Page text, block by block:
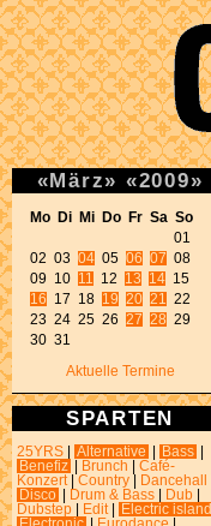
«März» «2009»
Mo Di Mi Do Fr Sa So
01
02 03 04 05 06 07 08
09 10 11 12 13 14
16 17 18 19 20 21
22
23 24 25 26 27 28 29
30 31
Aktuelle Termine
SPARTEN
25YRS Alternative Bass
Benefiz
Brunch
Café-
Konzert
Country Dancehall
Disco
Drum & Bass Dub
Dubstep
Edit Electric island